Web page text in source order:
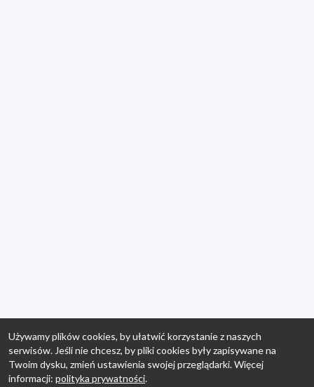
Używamy plików cookies, by ułatwić korzystanie z naszych
serwisów. Jeśli nie chcesz, by pliki cookies były zapisywane na
Twoim dysku, zmień ustawienia swojej przeglądarki. Więcej
informacji: polityka prywatności.